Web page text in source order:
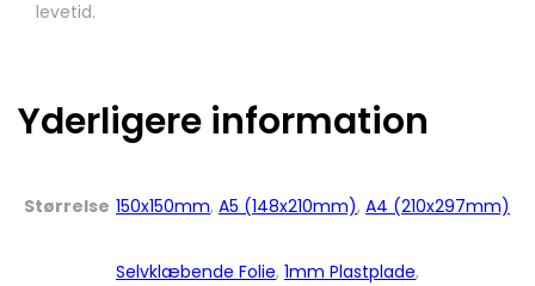
levetid.
Yderligere information
Størrelse 150x150mm, A5 (148x210mm), A4 (210x297mm)
Selvklæbende Folie, 1mm Plastplade,